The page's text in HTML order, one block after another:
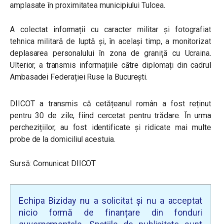
amplasate în proximitatea municipiului Tulcea.
A colectat informații cu caracter militar și fotografiat
tehnica militară de luptă și, în același timp, a monitorizat
deplasarea personalului în zona de graniță cu Ucraina.
Ulterior, a transmis informațiile către diplomați din cadrul
Ambasadei Federației Ruse la București.
DIICOT a transmis că cetățeanul român a fost reținut
pentru 30 de zile, fiind cercetat pentru trădare. În urma
perchezițiilor, au fost identificate și ridicate mai multe
probe de la domiciliul acestuia.
Sursă: Comunicat DIICOT
Echipa Biziday nu a solicitat și nu a acceptat
nicio formă de finanțare din fonduri